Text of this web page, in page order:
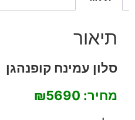
תיאור
סלון עמינח קופנהגן
מחיר: ₪5690